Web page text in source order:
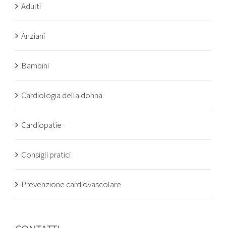
Adulti
Anziani
Bambini
Cardiologia della donna
Cardiopatie
Consigli pratici
Prevenzione cardiovascolare